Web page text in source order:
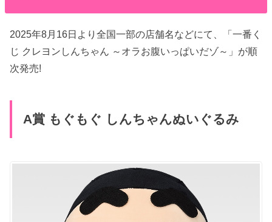
2025年8月16日より全国一部の店舗名などにて、「一番く
じ クレヨンしんちゃん ～オラお腹いっぱいだゾ～」が順
次発売!
A賞 もぐもぐ しんちゃんぬいぐるみ